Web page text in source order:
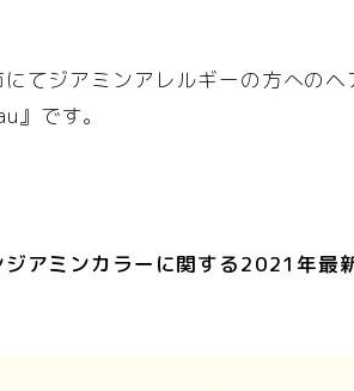
てジアミンアレルギーの方への
』です。
ジアミンカラーに関する2021年最